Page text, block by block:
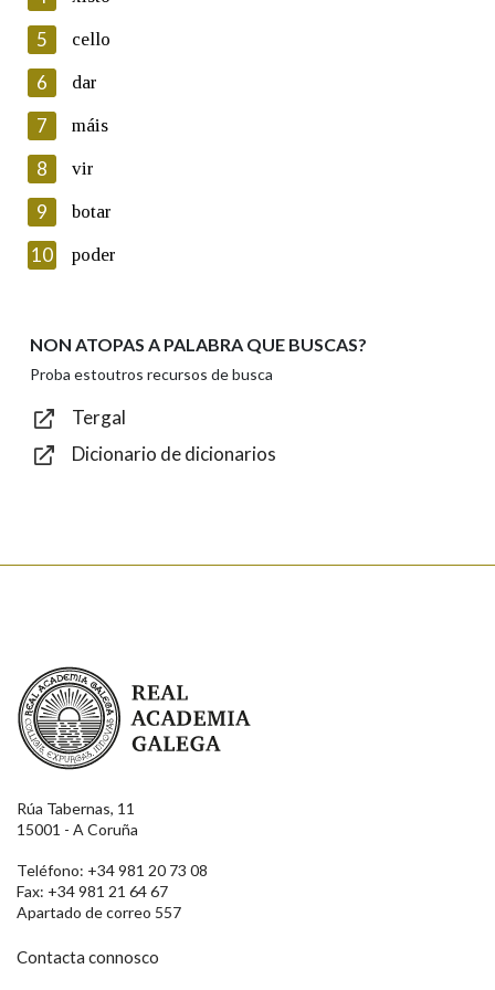
Lin e acepto as condicións da política de
Introduce o código que aparece na imaxe:
Texto de verificación
Enviar
5 cello
6 dar
7 máis
8 vir
9 botar
10 poder
NON ATOPAS A PALABRA QUE BUSCAS?
Proba estoutros recursos de busca
Tergal
Dicionario de dicionarios
Real Academia Galega
Rúa Tabernas, 11
15001 - A Coruña
Teléfono: +34 981 20 73 08
Fax: +34 981 21 64 67
Apartado de correo 557
Contacta connosco